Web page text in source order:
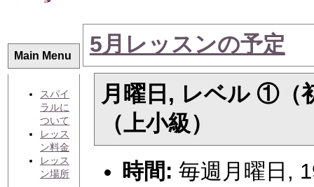
Main Menu
スパイ
ラルに
ついて
レッス
ン料金
レッス
ン場所
5月レッスンの予定
月曜日, レベル ①（
（上小級）
時間: 毎週月曜日,